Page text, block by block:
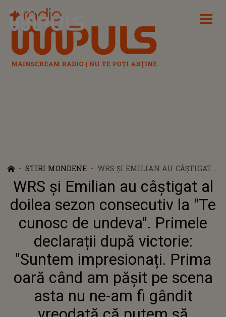
Radio Impuls
STIRI MONDENE
WRS ȘI EMILIAN AU CÂȘTIGAT
AL DOILEA SEZON CONSECUTIV
LA "TE CUNOSC DE UNDEVA".
PRIMELE DECLARAȚII DUPĂ
VICTORIE: "SUNTEM
IMPRESIONAȚI. PRIMA OARĂ
ASTA NU NE-AM FI GÂNDIT
VREODATĂ CĂ PUTEM SĂ
CÂȘTIGĂM"
WRS și Emilian au câștigat al
doilea sezon consecutiv la "Te
cunosc de undeva". Primele
declarații după victorie:
"Suntem impresionați. Prima
oară când am pășit pe scena
asta nu ne-am fi gândit